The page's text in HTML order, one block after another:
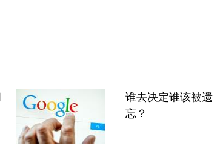
谁去决定谁该被遗
忘？